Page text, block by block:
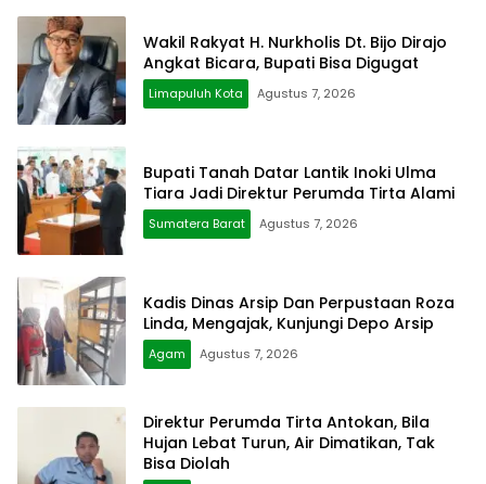
Wakil Rakyat H. Nurkholis Dt. Bijo Dirajo
Angkat Bicara, Bupati Bisa Digugat
Limapuluh Kota Agustus 7, 2026
Bupati Tanah Datar Lantik Inoki Ulma
Tiara Jadi Direktur Perumda Tirta Alami
Sumatera Barat Agustus 7, 2026
Kadis Dinas Arsip Dan Perpustaan Roza
Linda, Mengajak, Kunjungi Depo Arsip
Agam Agustus 7, 2026
Direktur Perumda Tirta Antokan, Bila
Hujan Lebat Turun, Air Dimatikan, Tak
Bisa Diolah